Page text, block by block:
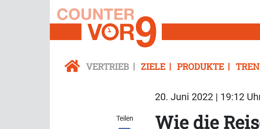
VERTRIEB ZIELE PRODUKTE
20. Juni 2022 | 19:12
Teilen
Wie die